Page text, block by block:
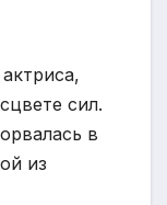
сил.
в
из